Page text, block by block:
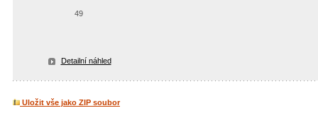
49
Detailní náhled
Uložit vše jako ZIP soubor